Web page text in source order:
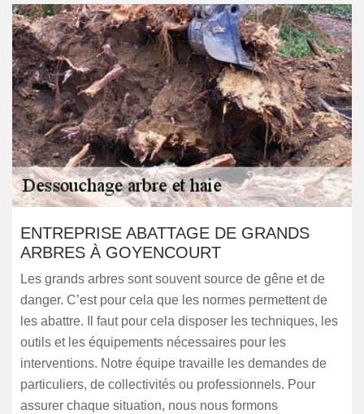
ENTREPRISE ABATTAGE DE GRANDS
ARBRES À GOYENCOURT
Les grands arbres sont souvent source de gêne et de
danger. C’est pour cela que les normes permettent de
les abattre. Il faut pour cela disposer les techniques, les
outils et les équipements nécessaires pour les
interventions. Notre équipe travaille les demandes de
particuliers, de collectivités ou professionnels. Pour
assurer chaque situation, nous nous formons